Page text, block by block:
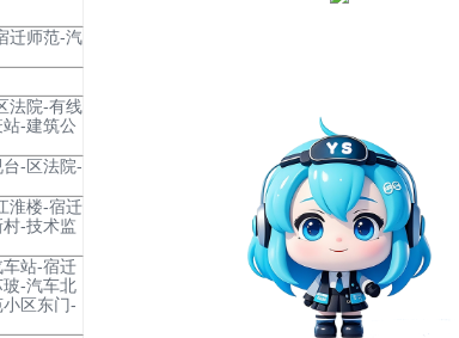
迁师范-汽
法院-有线
-建筑公
-区法院-
淮楼-宿迁
-技术监
站-宿迁
-汽车北
区东门-